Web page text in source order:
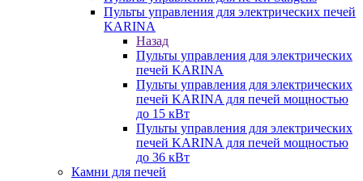
Пульты управления для электрических печей
KARINA
Назад
Пульты управления для электрических
печей KARINA
Пульты управления для электрических
печей KARINA для печей мощностью
до 15 кВт
Пульты управления для электрических
печей KARINA для печей мощностью
до 36 кВт
Камни для печей